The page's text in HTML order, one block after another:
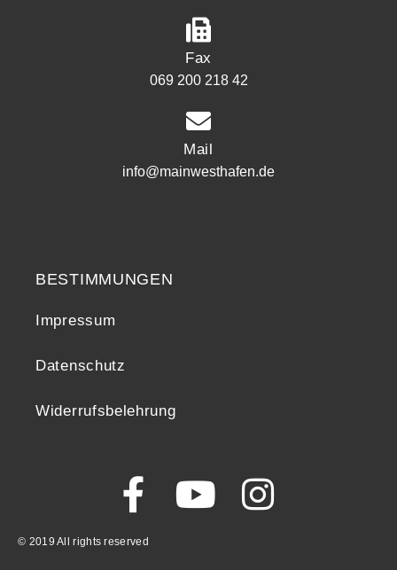
Fax
069 200 218 42
Mail
info@mainwesthafen.de
BESTIMMUNGEN
Impressum
Datenschutz
Widerrufsbelehrung
© 2019 All rights reserved